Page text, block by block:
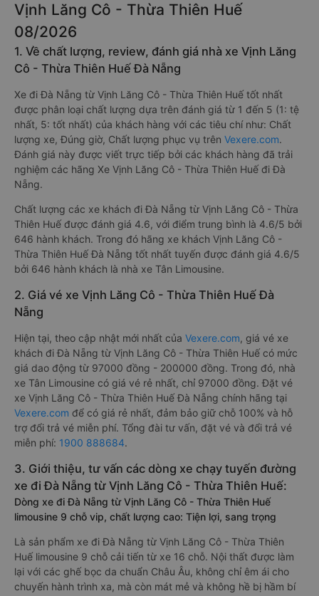
Vịnh Lăng Cô - Thừa Thiên Huế
08/2026
1. Về chất lượng, review, đánh giá nhà xe Vịnh Lăng
Cô - Thừa Thiên Huế Đà Nẵng
Xe đi Đà Nẵng từ Vịnh Lăng Cô - Thừa Thiên Huế tốt nhất
được phân loại chất lượng dựa trên đánh giá từ 1 đến 5 (1: tệ
nhất, 5: tốt nhất) của khách hàng với các tiêu chí như: Chất
lượng xe, Đúng giờ, Chất lượng phục vụ trên Vexere.com.
Đánh giá này được viết trực tiếp bởi các khách hàng đã trải
nghiệm các hãng Xe Vịnh Lăng Cô - Thừa Thiên Huế đi Đà
Nẵng.
Chất lượng các xe khách đi Đà Nẵng từ Vịnh Lăng Cô - Thừa
Thiên Huế được đánh giá 4.6, với điểm trung bình là 4.6/5 bởi
646 hành khách. Trong đó hãng xe khách Vịnh Lăng Cô -
Thừa Thiên Huế Đà Nẵng tốt nhất tuyến được đánh giá 4.6/5
bởi 646 hành khách là nhà xe Tân Limousine.
2. Giá vé xe Vịnh Lăng Cô - Thừa Thiên Huế Đà
Nẵng
Hiện tại, theo cập nhật mới nhất của Vexere.com, giá vé xe
khách đi Đà Nẵng từ Vịnh Lăng Cô - Thừa Thiên Huế có mức
giá dao động từ 97000 đồng - 200000 đồng. Trong đó, nhà
xe Tân Limousine có giá vé rẻ nhất, chỉ 97000 đồng. Đặt vé
xe Vịnh Lăng Cô - Thừa Thiên Huế Đà Nẵng chính hãng tại
Vexere.com để có giá rẻ nhất, đảm bảo giữ chỗ 100% và hỗ
trợ đổi trả vé miễn phí. Tổng đài tư vấn, đặt vé và đổi trả vé
miễn phí: 1900 888684.
3. Giới thiệu, tư vấn các dòng xe chạy tuyến đường
xe đi Đà Nẵng từ Vịnh Lăng Cô - Thừa Thiên Huế:
Dòng xe đi Đà Nẵng từ Vịnh Lăng Cô - Thừa Thiên Huế
limousine 9 chỗ vip, chất lượng cao: Tiện lợi, sang trọng
Là sản phẩm xe đi Đà Nẵng từ Vịnh Lăng Cô - Thừa Thiên
Huế limousine 9 chỗ cải tiến từ xe 16 chỗ. Nội thất được làm
lại với các ghế bọc da chuẩn Châu Âu, không chỉ êm ái cho
chuyến hành trình xa, mà còn mát mẻ và không hề bị hầm bí